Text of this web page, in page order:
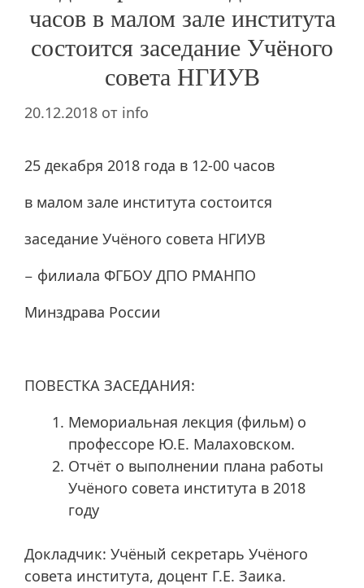
часов в малом зале института
состоится заседание Учёного
совета НГИУВ
20.12.2018 от info
25 декабря 2018 года в 12-00 часов
в малом зале института состоится
заседание Учёного совета НГИУВ
− филиала ФГБОУ ДПО РМАНПО
Минздрава России
ПОВЕСТКА ЗАСЕДАНИЯ:
Мемориальная лекция (фильм) о
профессоре Ю.Е. Малаховском.
Отчёт о выполнении плана работы
Учёного совета института в 2018
году
Докладчик: Учёный секретарь Учёного
совета института, доцент Г.Е. Заика.